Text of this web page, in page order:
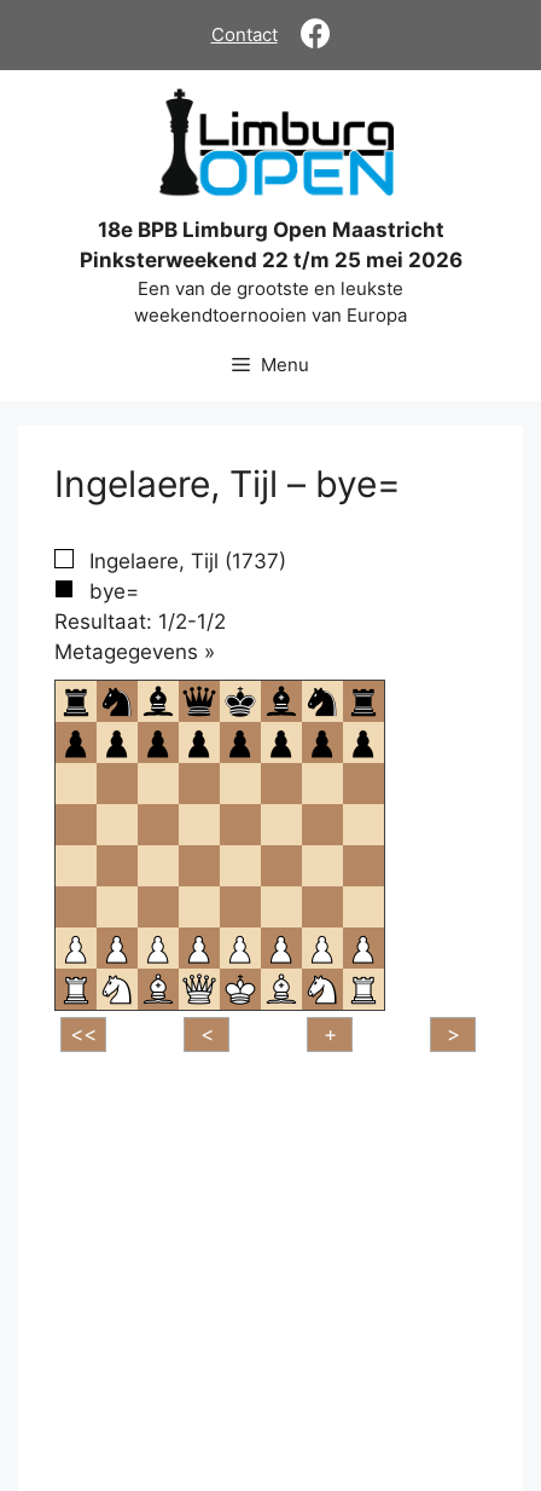
de
Contact
18e BPB Limburg Open Maastricht
Pinksterweekend 22 t/m 25 mei 2026
Een van de grootste en leukste
weekendtoernooien van Europa
Menu
Ingelaere, Tijl – bye=
Ingelaere, Tijl (1737)
bye=
Resultaat: 1/2-1/2
Metagegevens »
om
te
openen.